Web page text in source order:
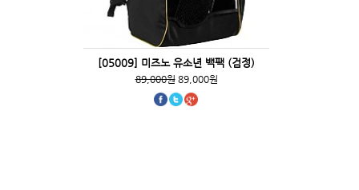
[05009] 미즈노 유소년 백팩 (검정)
89,000원89,000원